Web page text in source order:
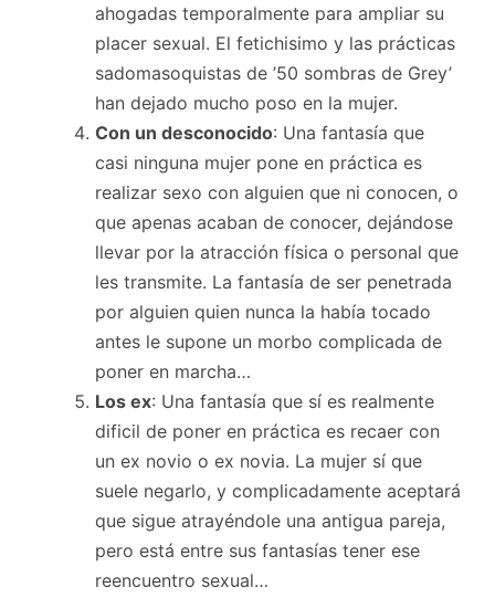
ahogadas temporalmente para ampliar su
placer sexual. El fetichisimo y las prácticas
sadomasoquistas de ’50 sombras de Grey’
han dejado mucho poso en la mujer.
Con un desconocido: Una fantasía que
casi ninguna mujer pone en práctica es
realizar sexo con alguien que ni conocen, o
que apenas acaban de conocer, dejándose
llevar por la atracción física o personal que
les transmite. La fantasía de ser penetrada
por alguien quien nunca la había tocado
antes le supone un morbo complicada de
poner en marcha…
Los ex: Una fantasía que sí es realmente
dificil de poner en práctica es recaer con
un ex novio o ex novia. La mujer sí que
suele negarlo, y complicadamente aceptará
que sigue atrayéndole una antigua pareja,
pero está entre sus fantasías tener ese
reencuentro sexual…